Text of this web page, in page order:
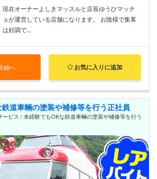
現在オーナーよしきマッスルと店長ゆうひマッチ
ョが運営している店舗になります。 お陰様で集客
は好調で...
細へ お気に入りに追加
道車輛の塗装や補修等を行う正社員
ビス / 未経験でもOKな鉄道車輛の塗装や補修等を行う